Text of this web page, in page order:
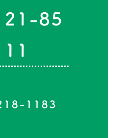
21-85
11
1183